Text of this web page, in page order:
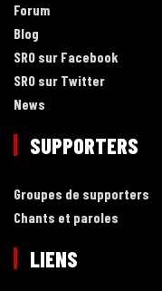
Forum
Blog
SRO sur Facebook
SRO sur Twitter
News
SUPPORTERS
Groupes de supporters
Chants et paroles
LIENS